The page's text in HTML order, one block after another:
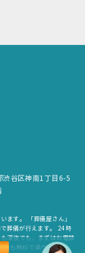
谷区神南1丁目6-5
ます。 「葬儀屋さん」
葬儀が行えます。 24時
深夜でも、まずはお電話
談も無料で承ります。